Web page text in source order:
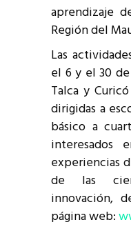
aprendizaje
Región del
Las
el 6 y el 30
Talca y
dirigidas a
básico a
interesados
experiencias
de las
innovación,
página web: